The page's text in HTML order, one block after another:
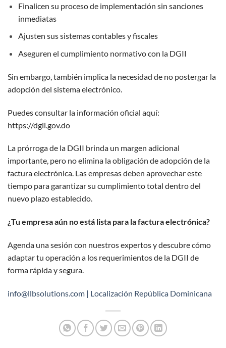
Finalicen su proceso de implementación sin sanciones
inmediatas
Ajusten sus sistemas contables y fiscales
Aseguren el cumplimiento normativo con la DGII
Sin embargo, también implica la necesidad de no postergar la
adopción del sistema electrónico.
Puedes consultar la información oficial aquí:
https://dgii.gov.do
La prórroga de la DGII brinda un margen adicional
importante, pero no elimina la obligación de adopción de la
factura electrónica. Las empresas deben aprovechar este
tiempo para garantizar su cumplimiento total dentro del
nuevo plazo establecido.
¿Tu empresa aún no está lista para la factura electrónica?
Agenda una sesión con nuestros expertos y descubre cómo
adaptar tu operación a los requerimientos de la DGII de
forma rápida y segura.
info@llbsolutions.com | Localización República Dominicana